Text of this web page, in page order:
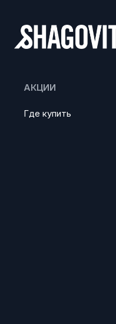
АКЦИИ
Где купить